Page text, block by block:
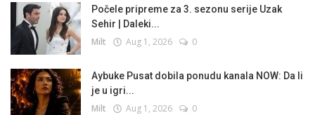
Počele pripreme za 3. sezonu serije Uzak
Sehir | Daleki...
Milt Aug 1, 2026 0
Aybuke Pusat dobila ponudu kanala NOW: Da li
je u igri...
Milt Aug 1, 2026 0